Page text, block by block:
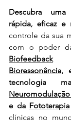
Descubra
rápida, eficaz e
controle da sua
com o poder
Biofeedback
Bioressonância,
e da Fototerapia
clínicas no